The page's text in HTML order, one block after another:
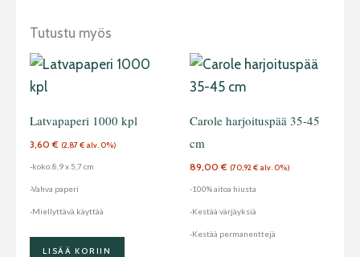
Tutustu myös
Latvapaperi 1000 kpl
3,60€ (2,87€ alv. 0%)
-koko:8,9 x 5,7 cm
-Vahva paperi
-Miellyttävä käyttää
LISÄÄ KORIIN
Carole harjoituspää 35-45
cm
89,00€ (70,92 € alv. 0%)
-100% aitoa hiusta
-Kestää värjäyksiä
-Kestää permanenttejä